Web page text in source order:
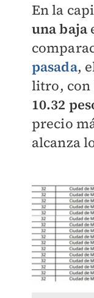
En la
una baja
pasada,
litro, con
10.32
precio
alcanza